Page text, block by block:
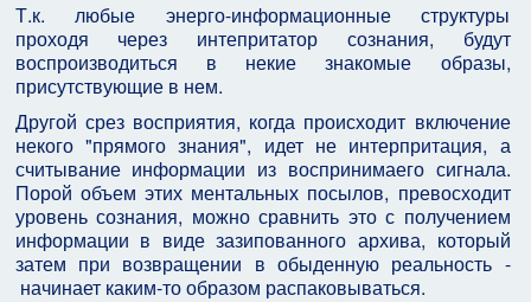
Т.к. любые энерго-информационные структуры
проходя через интепритатор сознания, будут
воспроизводиться в некие знакомые образы,
присутствующие в нем.
Другой срез восприятия, когда происходит включение
некого "прямого знания", идет не интерпритация, а
считывание информации из воспринимаего сигнала.
Порой объем этих ментальных посылов, превосходит
уровень сознания, можно сравнить это с получением
информации в виде зазипованного архива, который
затем при возвращении в обыденную реальность -
начинает каким-то образом распаковываться.